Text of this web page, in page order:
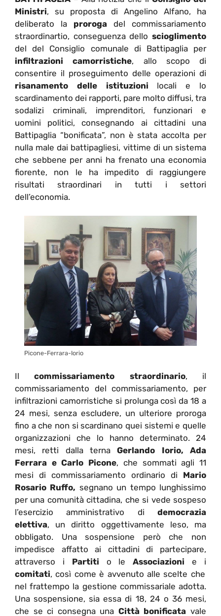
Ministri, su proposta di Angelino Alfano, ha
deliberato la proroga del commissariamento
straordinartio, conseguenza dello scioglimento
del del Consiglio comunale di Battipaglia per
infiltrazioni camorristiche, allo scopo di
consentire il proseguimento delle operazioni di
risanamento delle istituzioni locali e lo
scardinamento dei rapporti, pare molto diffusi, tra
sodalizi criminali, imprenditori, funzionari e
uomini politici, consegnando ai cittadini una
Battipaglia “bonificata”, non è stata accolta per
nulla male dai battipagliesi, vittime di un sistema
che sebbene per anni ha frenato una economia
fiorente, non le ha impedito di raggiungere
risultati straordinari in tutti i settori
dell’economia.
Picone-Ferrara-Iorio
Ilcommissariamento straordinario, il
commissariamento del commissariamento, per
infiltrazioni camorristiche si prolunga così da 18 a
24 mesi, senza escludere, un ulteriore proroga
fino a che non si scardinano quei sistemi e quelle
organizzazioni che lo hanno determinato. 24
mesi, retti dalla terna Gerlando Iorio, Ada
Ferrara e Carlo Picone, che sommati agli 11
mesi di commissariamento ordinario di Mario
Rosario Ruffo, segnano un tempo lunghissimo
per una comunità cittadina, che si vede sospeso
l’esercizio amministrativo di democrazia
elettiva, un diritto oggettivamente leso, ma
obbligato. Una sospensione però che non
impedisce affatto ai cittadini di partecipare,
attraverso i Partiti o leAssociazioni e i
comitati, così come è avvenuto alle scelte che
nel frattempo la gestione commissariale adotta.
Una sospensione, sia essa di 18, 24 o 36 mesi,
che se ci consegna una Città bonificata vale